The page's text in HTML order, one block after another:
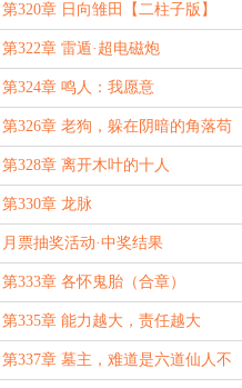
第320章 日向雏田【二柱子版】
第322章 雷遁·超电磁炮
第324章 鸣人：我愿意
第326章 老狗，躲在阴暗的角落苟
活，不好吗？
第328章 离开木叶的十人
第330章 龙脉
月票抽奖活动·中奖结果
第333章 各怀鬼胎（合章）
第335章 能力越大，责任越大
第337章 墓主，难道是六道仙人不